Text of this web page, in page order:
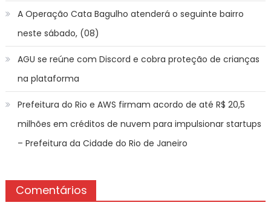
A Operação Cata Bagulho atenderá o seguinte bairro
neste sábado, (08)
AGU se reúne com Discord e cobra proteção de crianças
na plataforma
Prefeitura do Rio e AWS firmam acordo de até R$ 20,5
milhões em créditos de nuvem para impulsionar startups
– Prefeitura da Cidade do Rio de Janeiro
Comentários